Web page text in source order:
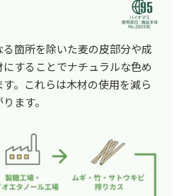
箇所を除いた麦の皮部分や成
することでナチュラルな色め
。これらは木材の使用を減ら
ます。